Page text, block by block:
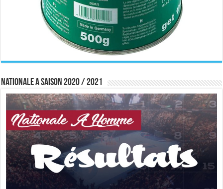
Nationale A saison 2020 / 2021